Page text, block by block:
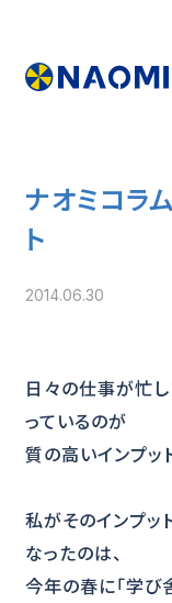
ナオミコラ
ト
2014.06.30
日々の仕事が忙し
っているのが
質の高いインプッ
私がそのインプッ
なったのは、
今年の春に「学